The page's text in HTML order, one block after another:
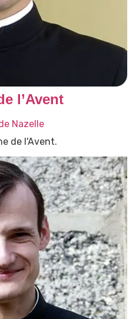
l’Avent
Nazelle
de l'Avent.